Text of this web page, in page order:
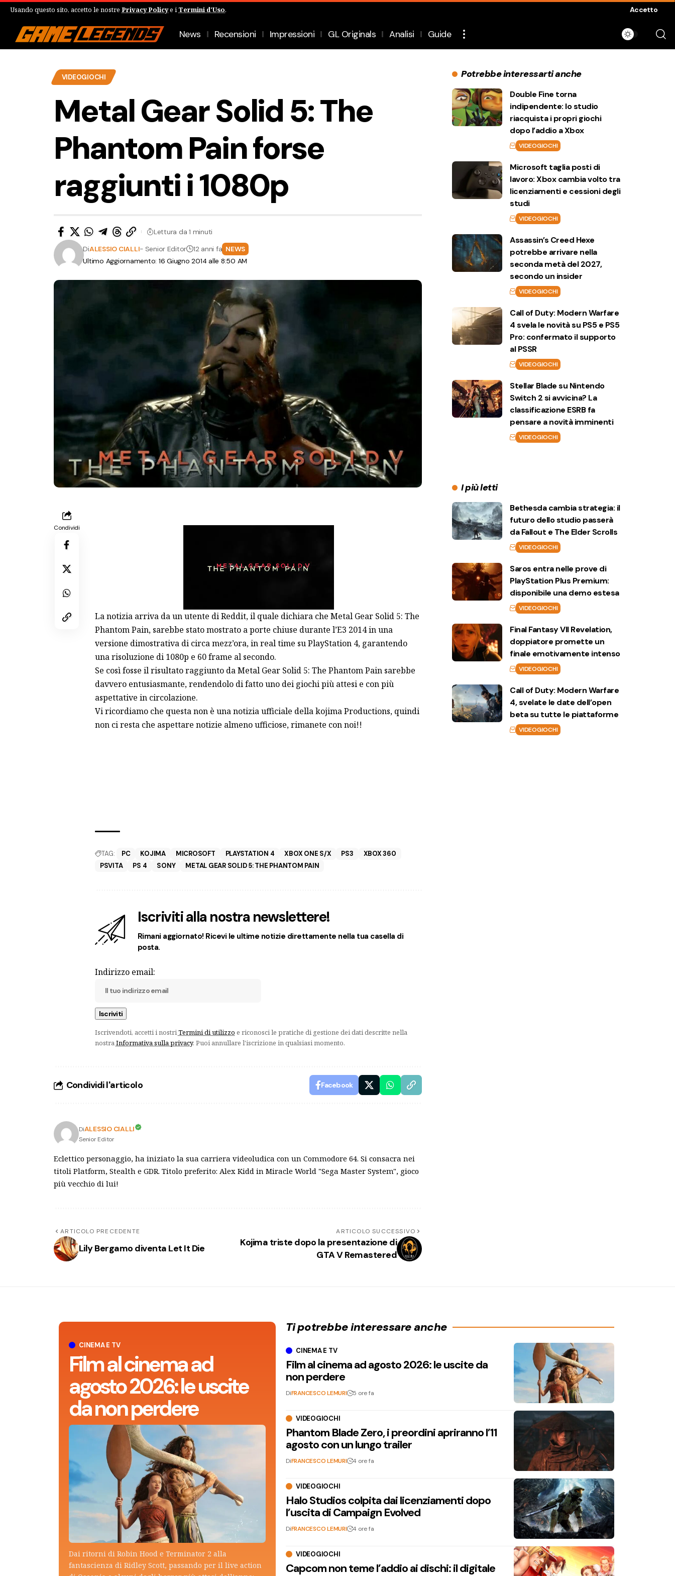
Usando questo sito, accetto le nostre Privacy Policye i Termini d'Uso. Accetto
News Recensioni Impressioni GL Originals Analisi Guide
VIDEOGIOCHI
Metal Gear Solid 5: The
Phantom Pain forse
raggiunti i 1080p
Ultimo Aggiornamento: 16 Giugno 2014 alle 8:50 AM
DiALESSIO CIALLI- Senior Editor 12 anni fa NEWS
Lettura da 1 minuti
Condividi
La notizia arriva da un utente di Reddit, il quale dichiara che Metal Gear Solid 5: The
Phantom Pain, sarebbe stato mostrato a porte chiuse durante l’E3 2014 in una
versione dimostrativa di circa mezz’ora, in real time su PlayStation 4, garantendo
una risoluzione di 1080p e 60 frame al secondo.
Se così fosse il risultato raggiunto da Metal Gear Solid 5: The Phantom Pain sarebbe
davvero entusiasmante, rendendolo di fatto uno dei giochi più attesi e con più
aspettative in circolazione.
Vi ricordiamo che questa non è una notizia ufficiale della kojima Productions, quindi
non ci resta che aspettare notizie almeno ufficiose, rimanete con noi!!
TAG: PC KOJIMA MICROSOFT PLAYSTATION 4 XBOX ONE S/X PS3
XBOX 360
PSVITA
PS 4 SONY METAL GEAR SOLID 5: THE PHANTOM PAIN
Iscriviti alla nostra newslettere!
Rimani aggiornato! Ricevi le ultime notizie direttamente nella tua casella di
posta.
Indirizzo email:
Iscrivendoti, accetti i nostriTermini di utilizzo e riconosci le pratiche di gestione dei dati descritte nella
nostraInformativa sulla privacy. Puoi annullare l'iscrizione in qualsiasi momento.
Condividi l'articolo Facebook
DiALESSIO CIALLI
Senior Editor
Eclettico personaggio, ha iniziato la sua carriera videoludica con un Commodore 64. Si consacra nei
titoli Platform, Stealth e GDR. Titolo preferito: Alex Kidd in Miracle World "Sega Master System", gioco
più vecchio di lui!
ARTICOLO PRECEDENTE
Lily Bergamo diventa Let It Die
ARTICOLO SUCCESSIVO
Kojima triste dopo la presentazione di
GTA V Remastered
Potrebbe interessarti anche
Double Fine torna
indipendente: lo studio
riacquista i propri giochi
dopo l’addio a Xbox
VIDEOGIOCHI
Microsoft taglia posti di
lavoro: Xbox cambia volto tra
licenziamenti e cessioni degli
studi
VIDEOGIOCHI
Assassin’s Creed Hexe
potrebbe arrivare nella
seconda metà del 2027,
secondo un insider
VIDEOGIOCHI
Call of Duty: Modern Warfare
4 svela le novità su PS5 e PS5
Pro: confermato il supporto
al PSSR
VIDEOGIOCHI
Stellar Blade su Nintendo
Switch 2 si avvicina? La
classificazione ESRB fa
pensare a novità imminenti
VIDEOGIOCHI
I più letti
Bethesda cambia strategia: il
futuro dello studio passerà
da Fallout e The Elder Scrolls
VIDEOGIOCHI
Saros entra nelle prove di
PlayStation Plus Premium:
disponibile una demo estesa
VIDEOGIOCHI
Final Fantasy VII Revelation,
doppiatore promette un
finale emotivamente intenso
VIDEOGIOCHI
Call of Duty: Modern Warfare
4, svelate le date dell’open
beta su tutte le piattaforme
VIDEOGIOCHI
CINEMA E TV
Film al cinema ad
agosto 2026: le uscite
da non perdere
Dai ritorni di Robin Hood e Terminator 2 alla
fantascienza di Ridley Scott, passando per il live action
Ti potrebbe interessare anche
CINEMA E TV
Film al cinema ad agosto 2026: le uscite da
non perdere
DiFRANCESCO LEMURI 5 ore fa
VIDEOGIOCHI
Phantom Blade Zero, i preordini apriranno l’11
agosto con un lungo trailer
DiFRANCESCO LEMURI 4 ore fa
VIDEOGIOCHI
Halo Studios colpita dai licenziamenti dopo
l’uscita di Campaign Evolved
DiFRANCESCO LEMURI 4 ore fa
VIDEOGIOCHI
Capcom non teme l’addio ai dischi: il digitale